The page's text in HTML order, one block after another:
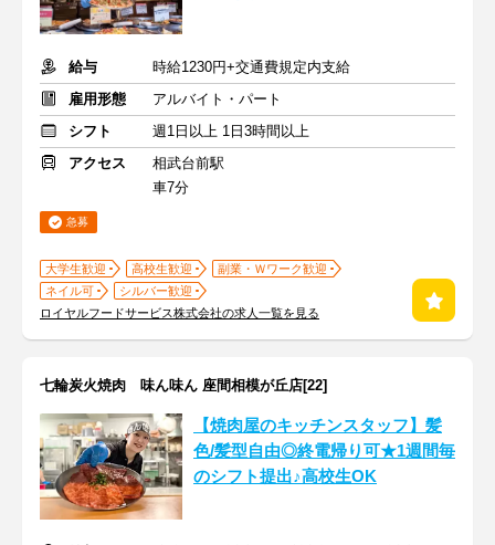
給与
時給1230円+交通費規定内支給
雇用形態
アルバイト・パート
シフト
週1日以上 1日3時間以上
アクセス
相武台前駅
車7分
急募
大学生歓迎 高校生歓迎
副業・Ｗワーク歓迎
ネイル可
シルバー歓迎
ロイヤルフードサービス株式会社の求人一覧を見る
七輪炭火焼肉 味ん味ん 座間相模が丘店[22]
【焼肉屋のキッチンスタッフ】髪
色/髪型自由◎終電帰り可★1週間毎
のシフト提出♪高校生OK